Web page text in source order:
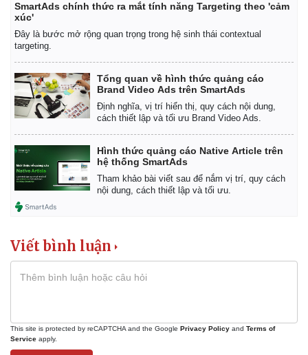
Kinh tế
Khởi nghiệp
Thị trường
Tiêu dùng
Tỷ giá
Chứng khoán
Giá cà phê
SmartAds chính thức ra mắt tính năng Targeting theo 'cảm
xúc'
Đây là bước mở rộng quan trọng trong hệ sinh thái contextual
targeting.
Tổng quan về hình thức quảng cáo
Brand Video Ads trên SmartAds
Định nghĩa, vị trí hiển thị, quy cách nội dung,
cách thiết lập và tối ưu Brand Video Ads.
Hình thức quảng cáo Native Article trên
hệ thống SmartAds
Tham khảo bài viết sau để nắm vị trí, quy cách
nội dung, cách thiết lập và tối ưu.
Viết bình luận
This site is protected by reCAPTCHA and the Google Privacy Policy and Terms of
Service apply.